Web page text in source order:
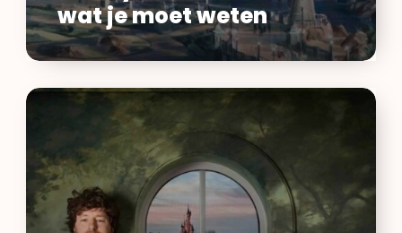
wetenwat je moet weten
La
par
Jean
Imbert